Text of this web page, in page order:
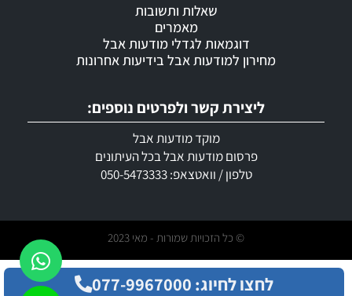
ליצירת קשר ולפרטים נוספים:
מוקד מודעות אבל
פרסום מודעות אבל בכל העיתונים
טלפון / וואטצאפ: 050-5473333
שאלות ותשובות
מאמרים
דוגמאות לגדלי מודעות אבל
מחירון למודעות אבל בידיעות אחרונות
© כל הזכויות שמורות - מאי 2023
לחצו לחיוג: 077-9967000